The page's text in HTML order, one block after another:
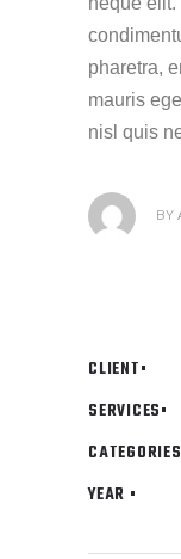
pharetra,
mauris
nisl quis
BY
CLIENT
SERVICES
CATEGORIES
YEAR